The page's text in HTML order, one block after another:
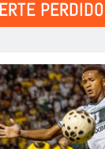
PERDIDO